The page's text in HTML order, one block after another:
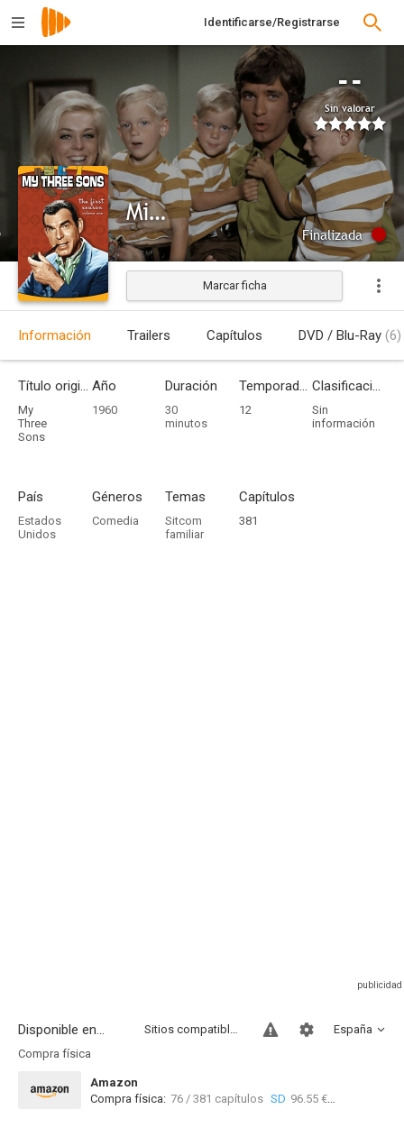
Identificarse/Registrarse
--
Sin valorar
Mis tres hijos
Finalizada
Marcar ficha
Información Trailers Capítulos DVD / Blu-Ray (6)
Título original
My
Three
Sons
Año
1960
Duración
30
minutos
Temporadas
12
Clasificación por edades
Sin
información
País
Estados
Unidos
Géneros
Comedia
Temas
Sitcom
familiar
Capítulos
381
Disponible en... España
Sitios compatibles
Compra física
Amazon
Compra física: 76 / 381 capítulos SD 96.55 €